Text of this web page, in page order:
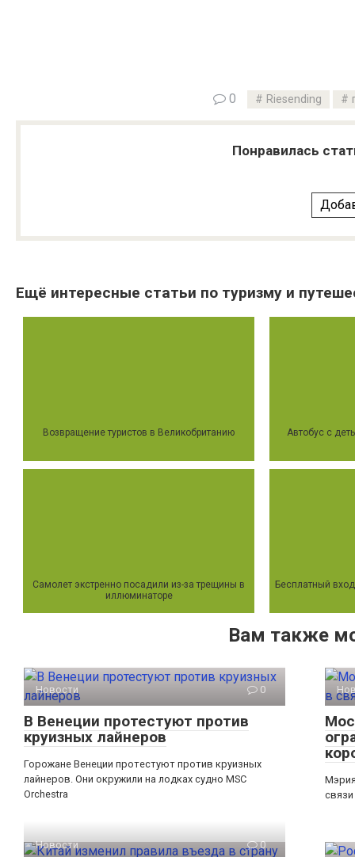
0 Riesending
Понравилась
Ещё интересные статьи по туризму и
Возвращение туристов в Великобританию Автобус с
Самолет экстренно посадили из-за трещины в
иллюминаторе
Бесплатный
Вам также
Новости 0
В Венеции протестуют против
круизных лайнеров
Горожане Венеции протестуют против круизных
лайнеров. Они окружили на лодках судно MSC
Orchestra
Новости 0